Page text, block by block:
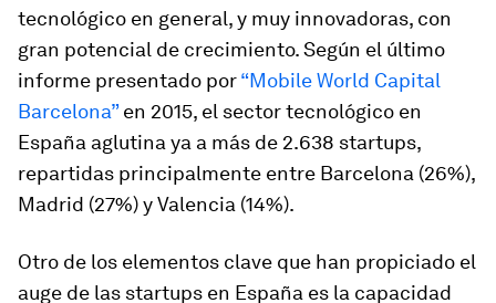
tecnológico en general, y muy innovadoras, con
gran potencial de crecimiento. Según el último
informe presentado por“Mobile World Capital
Barcelona”en 2015, el sector tecnológico en
España aglutina ya a más de 2.638 startups,
repartidas principalmente entre Barcelona (26%),
Madrid (27%) y Valencia (14%).
Otro de los elementos clave que han propiciado el
auge de las startups en España es la capacidad